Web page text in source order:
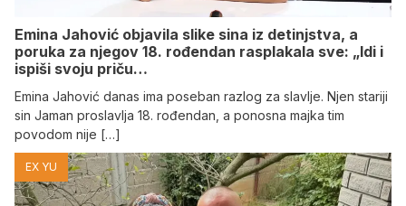
Emina Jahović objavila slike sina iz detinjstva, a
poruka za njegov 18. rođendan rasplakala sve: „Idi i
ispiši svoju priču…
Emina Jahović danas ima poseban razlog za slavlje. Njen stariji
sin Jaman proslavlja 18. rođendan, a ponosna majka tim
povodom nije […]
EX YU